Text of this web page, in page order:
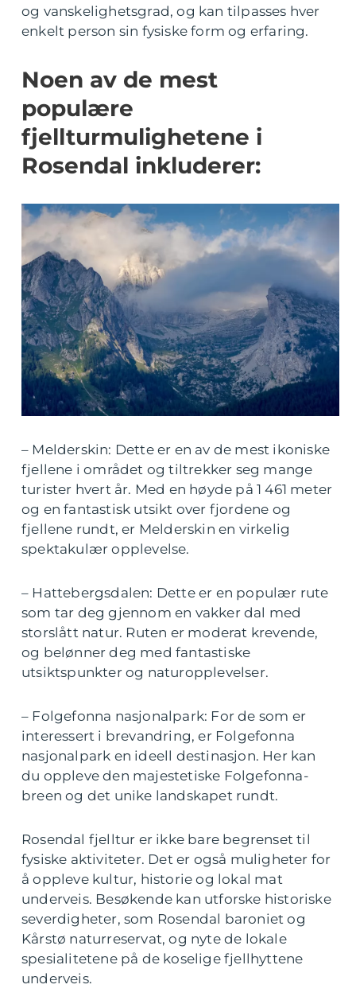
og vanskelighetsgrad, og kan tilpasses hver
enkelt person sin fysiske form og erfaring.
Noen av de mest
populære
fjellturmulighetene i
Rosendal inkluderer:
– Melderskin: Dette er en av de mest ikoniske
fjellene i området og tiltrekker seg mange
turister hvert år. Med en høyde på 1 461 meter
og en fantastisk utsikt over fjordene og
fjellene rundt, er Melderskin en virkelig
spektakulær opplevelse.
– Hattebergsdalen: Dette er en populær rute
som tar deg gjennom en vakker dal med
storslått natur. Ruten er moderat krevende,
og belønner deg med fantastiske
utsiktspunkter og naturopplevelser.
– Folgefonna nasjonalpark: For de som er
interessert i brevandring, er Folgefonna
nasjonalpark en ideell destinasjon. Her kan
du oppleve den majestetiske Folgefonna-
breen og det unike landskapet rundt.
Rosendal fjelltur er ikke bare begrenset til
fysiske aktiviteter. Det er også muligheter for
å oppleve kultur, historie og lokal mat
underveis. Besøkende kan utforske historiske
severdigheter, som Rosendal baroniet og
Kårstø naturreservat, og nyte de lokale
spesialitetene på de koselige fjellhyttene
underveis.